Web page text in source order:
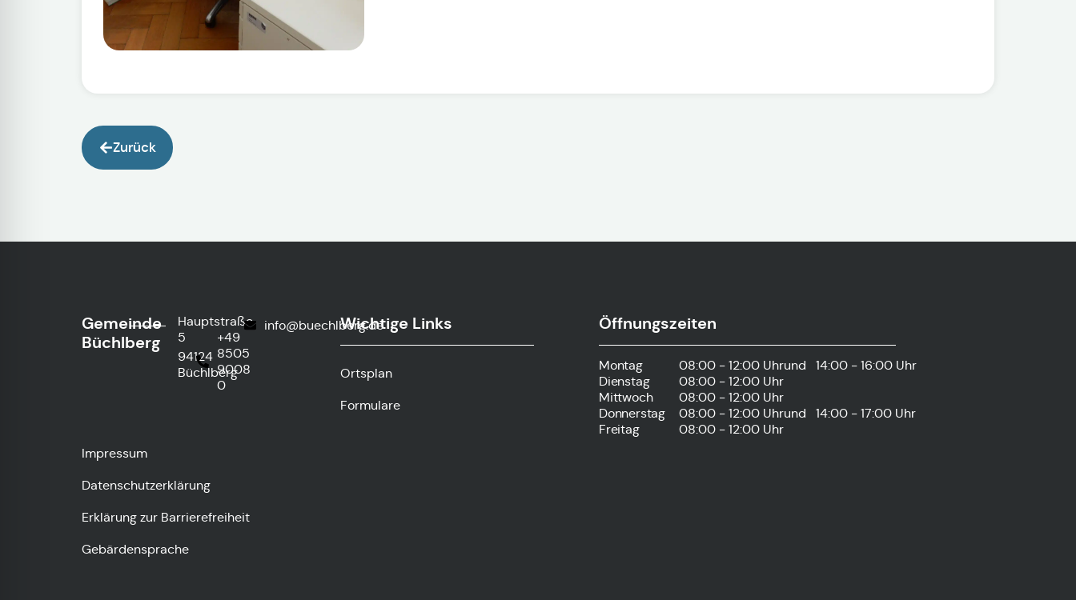
Zurück
Gemeinde
Büchlberg
Hauptstraße
5
94124
Büchlberg
+49
8505
9008
0
info@buechlberg.deWichtige Links
Ortsplan
Formulare
Öffnungszeiten
Montag 08:00 - 12:00 Uhrund
14:00 - 16:00 Uhr
Dienstag
08:00 - 12:00 Uhr
Mittwoch
08:00 - 12:00 Uhr
Donnerstag
08:00 - 12:00 Uhrund
14:00 - 17:00 Uhr
Freitag
08:00 - 12:00 Uhr
Impressum
Datenschutzerklärung
Erklärung zur Barrierefreiheit
Gebärdensprache